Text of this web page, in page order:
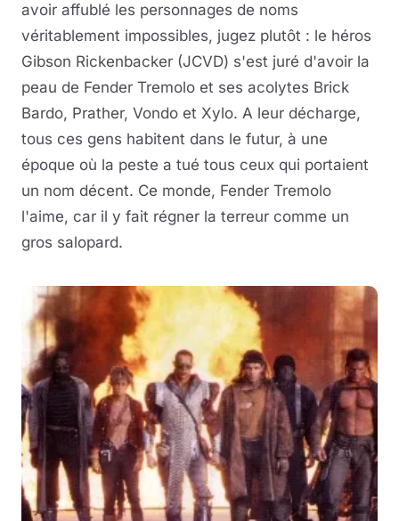
avoir affublé les personnages de noms
véritablement impossibles, jugez plutôt : le héros
Gibson Rickenbacker (JCVD) s'est juré d'avoir la
peau de Fender Tremolo et ses acolytes Brick
Bardo, Prather, Vondo et Xylo. A leur décharge,
tous ces gens habitent dans le futur, à une
époque où la peste a tué tous ceux qui portaient
un nom décent. Ce monde, Fender Tremolo
l'aime, car il y fait régner la terreur comme un
gros salopard.